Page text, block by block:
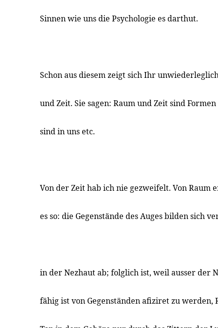
Sinnen wie uns die Psychologie es darthut.
Schon aus diesem zeigt sich Ihr
und Zeit. Sie sagen: Raum und Zeit sind
sind in uns etc.
Von der Zeit hab ich nie gezweifelt. Von Raum
es so: die Gegenstände des Auges bilden sich
in der Nezhaut ab; folglich ist, weil ausser der
fähig ist von Gegenständen afiziret zu werden,